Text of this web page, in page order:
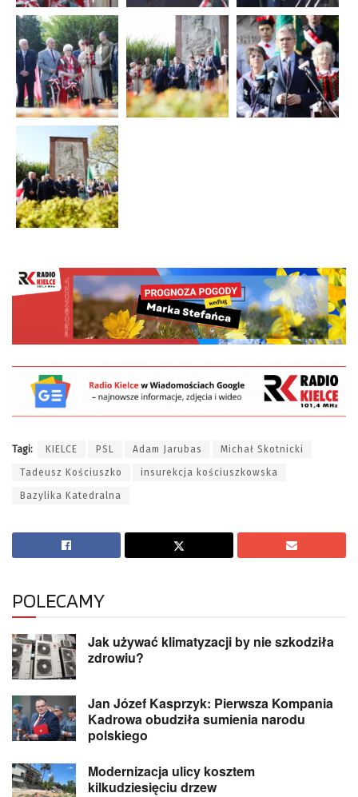
Tagi: KIELCE PSL Adam Jarubas Michał Skotnicki
Tadeusz Kościuszko insurekcja kościuszkowska
Bazylika Katedralna
POLECAMY
Jak używać klimatyzacji by nie szkodziła
zdrowiu?
Jan Józef Kasprzyk: Pierwsza Kompania
Kadrowa obudziła sumienia narodu
polskiego
Modernizacja ulicy kosztem
kilkudziesięciu drzew